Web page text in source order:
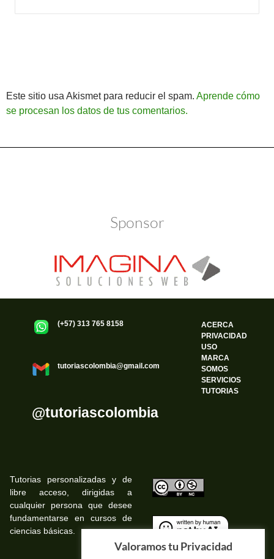
Este sitio usa Akismet para reducir el spam. Aprende cómo
se procesan los datos de tus comentarios.
Sponsor
(+57) 313 765 8158
tutoriascolombia@gmail.com
@tutoriascolombia
ACERCA
PRIVACIDAD
USO
MARCA
SOMOS
SERVICIOS
TUTORIAS
Tutorias personalizadas y de
libre acceso, dirigidas a
cualquier persona que desee
fundamentarse en cursos de
ciencias básicas.
©
©
Valoramos tu Privacidad